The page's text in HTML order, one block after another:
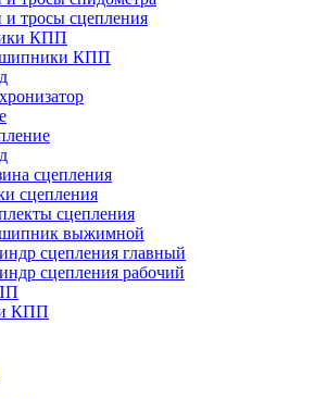
и тросы сцепления
КПП
КПП
сцепления
сцепления
сцепления
выжимной
сцепления главный
сцепления рабочий
КПП